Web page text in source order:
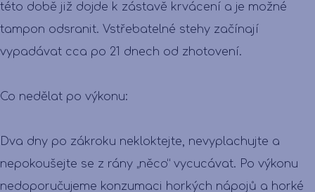
této době již dojde k zástavě krvácení a je možné
tampon odsranit. Vstřebatelné stehy začínají
vypadávat cca po 21 dnech od zhotovení.
Co nedělat po výkonu:
Dva dny po zákroku nekloktejte, nevyplachujte a
nepokoušejte se z rány „něco“ vycucávat. Po výkonu
nedoporučujeme konzumaci horkých nápojů a horké